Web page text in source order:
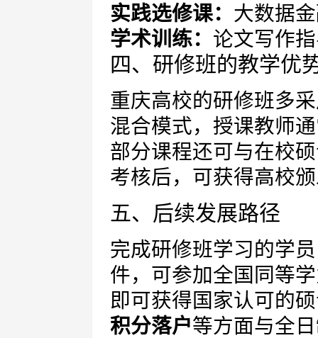
实践选修课： 大数据
学术训练： 论文写作
四、研修班的教学优
重庆高校的研修班多
混合模式，授课教师
部分课程还可与在校
考核后，可获得高校
五、后续发展路径
完成研修班学习的学
件，可参加全国同等
即可获得国家认可的
积分落户等方面与全